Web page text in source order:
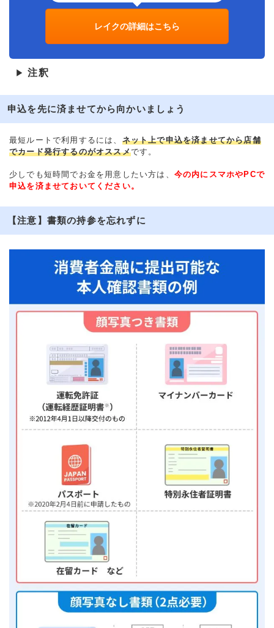
レイクの詳細はこちら
▶ 注釈
申込を先に済ませてから向かいましょう
最短ルートで利用するには、 ネット上で申込を済ませてから店舗
でカード発行するのがオススメです。
少しでも短時間でお金を用意したい方は、 今の内にスマホやPCで
申込を済ませておいてください。
【注意】書類の持参を忘れずに